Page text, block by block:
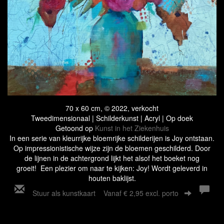
70 x 60 cm, © 2022, verkocht
Tweedimensionaal | Schilderkunst | Acryl | Op doek
Getoond op Kunst in het Ziekenhuis
In een serie van kleurrijke bloemrijke schilderijen is Joy ontstaan.
Op impressionistische wijze zijn de bloemen geschilderd. Door
de lijnen in de achtergrond lijkt het alsof het boeket nog
groeit! Een plezier om naar te kijken: Joy! Wordt geleverd in
houten baklijst.
Stuur als kunstkaart Vanaf € 2,95 excl. porto